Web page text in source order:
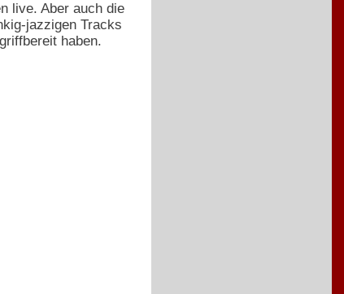
live. Aber auch die
jazzigen Tracks
haben.